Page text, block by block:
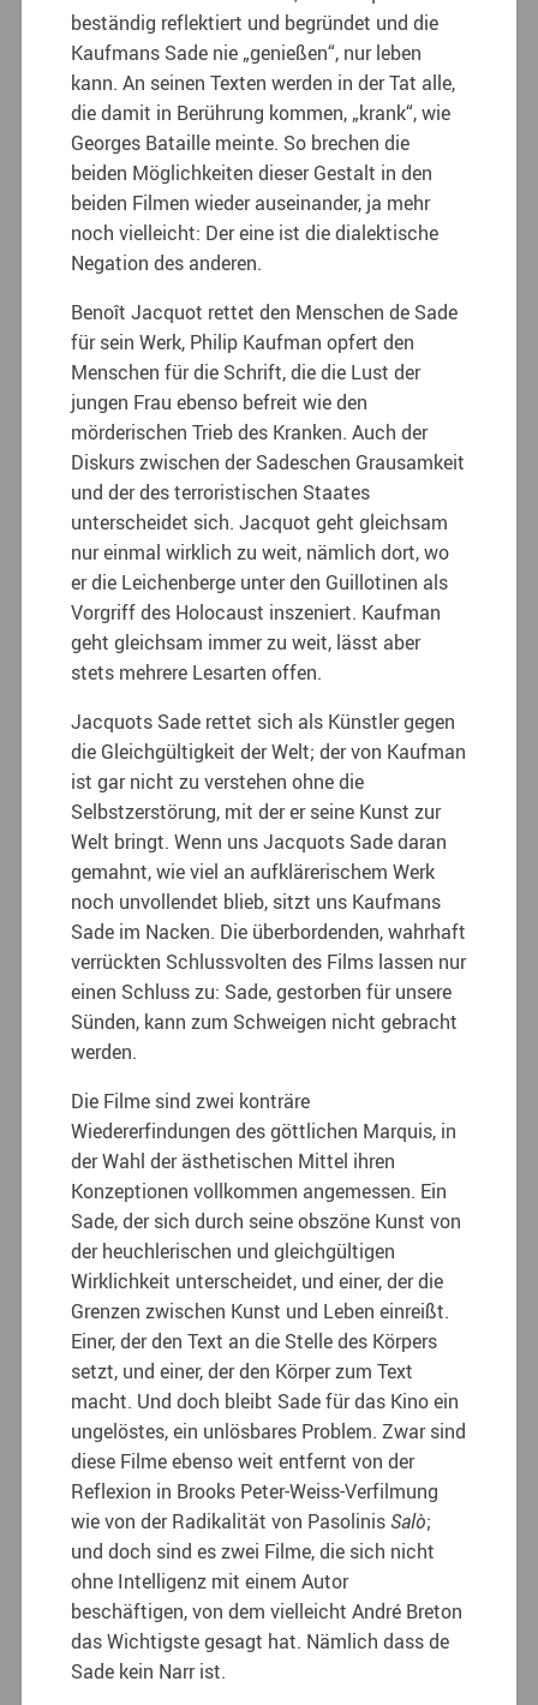
beständig reflektiert und begründet und die
Kaufmans Sade nie „genießen“, nur leben
kann. An seinen Texten werden in der Tat alle,
die damit in Berührung kommen, „krank“, wie
Georges Bataille meinte. So brechen die
beiden Möglichkeiten dieser Gestalt in den
beiden Filmen wieder auseinander, ja mehr
noch vielleicht: Der eine ist die dialektische
Negation des anderen.
Benoît Jacquot rettet den Menschen de Sade
für sein Werk, Philip Kaufman opfert den
Menschen für die Schrift, die die Lust der
jungen Frau ebenso befreit wie den
mörderischen Trieb des Kranken. Auch der
Diskurs zwischen der Sadeschen Grausamkeit
und der des terroristischen Staates
unterscheidet sich. Jacquot geht gleichsam
nur einmal wirklich zu weit, nämlich dort, wo
er die Leichenberge unter den Guillotinen als
Vorgriff des Holocaust inszeniert. Kaufman
geht gleichsam immer zu weit, lässt aber
stets mehrere Lesarten offen.
Jacquots Sade rettet sich als Künstler gegen
die Gleichgültigkeit der Welt; der von Kaufman
ist gar nicht zu verstehen ohne die
Selbstzerstörung, mit der er seine Kunst zur
Welt bringt. Wenn uns Jacquots Sade daran
gemahnt, wie viel an aufklärerischem Werk
noch unvollendet blieb, sitzt uns Kaufmans
Sade im Nacken. Die überbordenden, wahrhaft
verrückten Schlussvolten des Films lassen nur
einen Schluss zu: Sade, gestorben für unsere
Sünden, kann zum Schweigen nicht gebracht
werden.
Die Filme sind zwei konträre
Wiedererfindungen des göttlichen Marquis, in
der Wahl der ästhetischen Mittel ihren
Konzeptionen vollkommen angemessen. Ein
Sade, der sich durch seine obszöne Kunst von
der heuchlerischen und gleichgültigen
Wirklichkeit unterscheidet, und einer, der die
Grenzen zwischen Kunst und Leben einreißt.
Einer, der den Text an die Stelle des Körpers
setzt, und einer, der den Körper zum Text
macht. Und doch bleibt Sade für das Kino ein
ungelöstes, ein unlösbares Problem. Zwar sind
diese Filme ebenso weit entfernt von der
Reflexion in Brooks Peter-Weiss-Verfilmung
wie von der Radikalität von PasolinisSalò;
und doch sind es zwei Filme, die sich nicht
ohne Intelligenz mit einem Autor
beschäftigen, von dem vielleicht André Breton
das Wichtigste gesagt hat. Nämlich dass de
Sade kein Narr ist.